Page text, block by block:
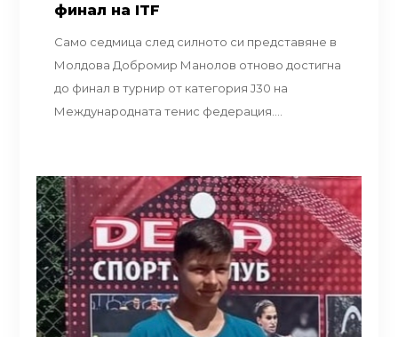
финал на ITF
Само седмица след силното си представяне в
Молдова Добромир Манолов отново достигна
до финал в турнир от категория J30 на
Международната тенис федерация....